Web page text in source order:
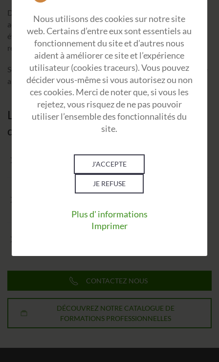
Dans une démarche d’amélioration continue, nous
accompagnons les Dirigeants, sensibilisons les managers et
éveillons les collaborateurs à l’intelligence émotionnelle et
relationnelle.
Selon l’Organisation Internationale du Travail (OIT), la santé
au travail requiert une approche multifactorielle.
La santé au travail vise 3 objectifs
distincts :
Maintenir un haut degré de bien-être physique, mental
Prévenir les risques auxquels sont exposés les salariés
Maintenir les salariés dans un emploi adapté à leurs
CONTACTEZ NOUS
DÉCOUVREZ NOTRE CATALOGUE DE
FORMATIONS PROFESSIONNELLES
Nous utilisons des cookies sur notre site
web. Certains d’entre eux sont essentiels au
fonctionnement du site et d’autres nous
aident à améliorer ce site et l’expérience
utilisateur (cookies traceurs). Vous pouvez
décider vous-même si vous autorisez ou non
ces cookies. Merci de noter que, si vous les
rejetez, vous risquez de ne pas pouvoir
utiliser l’ensemble des fonctionnalités du
site.
J'ACCEPTE
JE REFUSE
Plus d' informations
Imprimer